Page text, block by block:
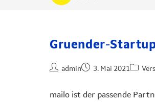
Gruender-
admin 3. Mai 2021
mailo ist der passende